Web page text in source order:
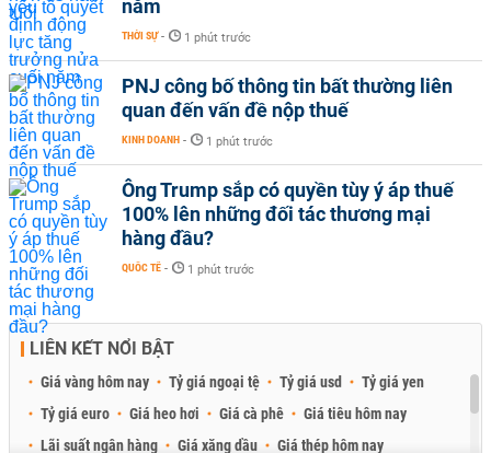
năm
THỜI SỰ - 1 phút trước
PNJ công bố thông tin bất thường liên
quan đến vấn đề nộp thuế
KINH DOANH - 1 phút trước
Ông Trump sắp có quyền tùy ý áp thuế
100% lên những đối tác thương mại
hàng đầu?
QUỐC TẾ - 1 phút trước
LIÊN KẾT NỔI BẬT
Giá vàng hôm nay Tỷ giá ngoại tệ Tỷ giá usd
Tỷ giá yen
Tỷ giá euro
Giá heo hơi Giá cà phê
Giá tiêu hôm nay
Lãi suất ngân hàng
Giá xăng dầu Giá thép hôm nay